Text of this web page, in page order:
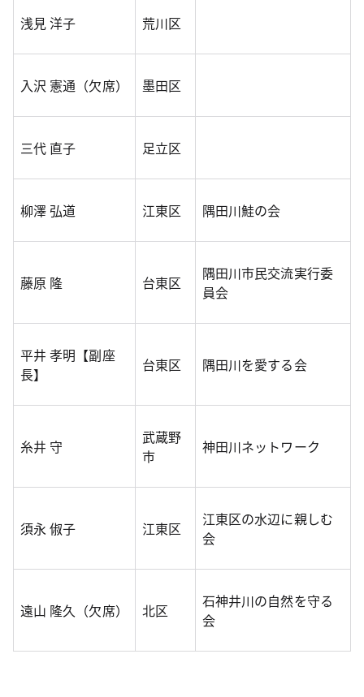
浅見 洋子 荒川区
入沢 憲通（欠席） 墨田区
三代 直子 足立区
柳澤 弘道 江東区 隅田川鮭の会
藤原 隆 台東区
隅田川市民交流実行委
員会
平井 孝明【副座
長】
台東区 隅田川を愛する会
糸井 守
武蔵野
市
神田川ネットワーク
須永 俶子 江東区
江東区の水辺に親しむ
会
遠山 隆久（欠席） 北区
石神井川の自然を守る
会